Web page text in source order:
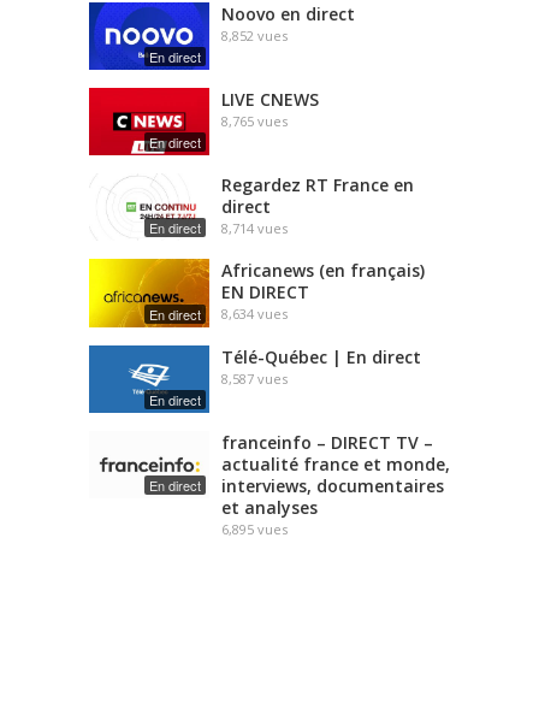
En direct
Noovo en direct
8,852 vues
En direct
LIVE CNEWS
8,765 vues
En direct
Regardez RT France en
direct
8,714 vues
En direct
Africanews (en français)
EN DIRECT
8,634 vues
En direct
Télé-Québec | En direct
8,587 vues
En direct
franceinfo – DIRECT TV –
actualité france et monde,
interviews, documentaires
et analyses
6,895 vues